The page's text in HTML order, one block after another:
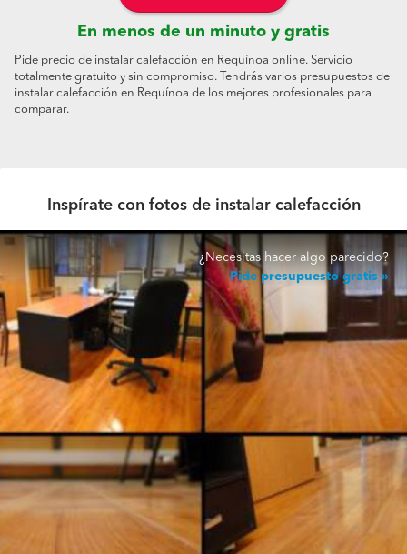
En menos de un minuto y gratis
Pide precio de instalar calefacción en Requínoa online. Servicio
totalmente gratuito y sin compromiso. Tendrás varios presupuestos de
instalar calefacción en Requínoa de los mejores profesionales para
comparar.
Inspírate con fotos de instalar calefacción
¿Necesitas hacer algo parecido?
Pide presupuesto gratis